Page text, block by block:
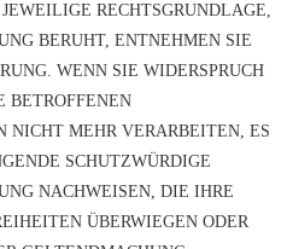
RECHTSGRUNDLAGE,
BERUHT, ENTNEHMEN SIE
WENN SIE WIDERSPRUCH
BETROFFENEN
NICHT MEHR VERARBEITEN, ES
SCHUTZWÜRDIGE
NACHWEISEN, DIE IHRE
ÜBERWIEGEN ODER